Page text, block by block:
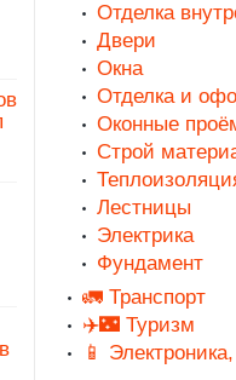
Отделка
Двери
Окна
Отделка и
Оконные
Строй
Лестницы
Электрика
Фундамент
🚛 Транспорт
✈️🌃 Туризм
📱